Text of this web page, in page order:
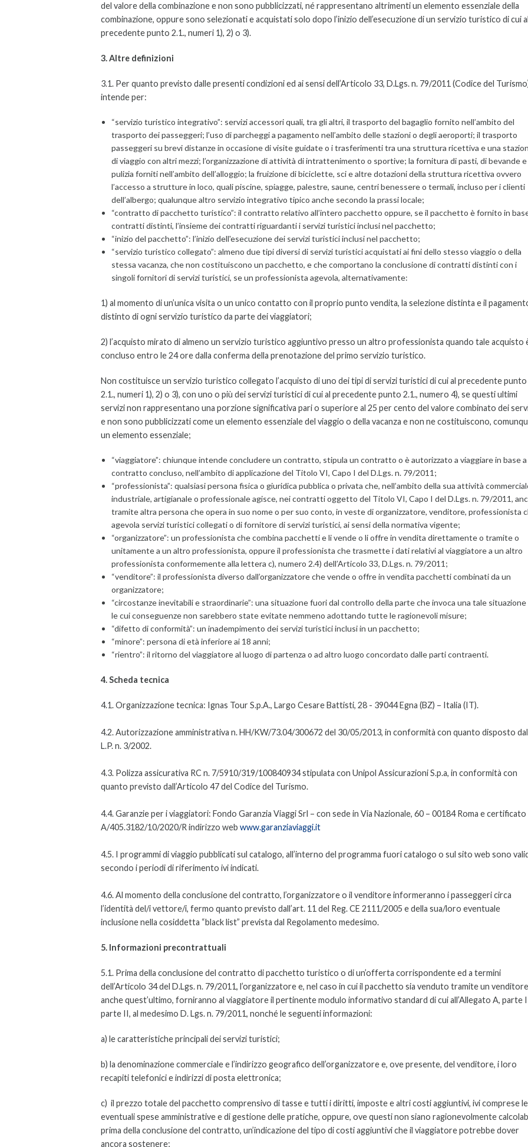
del valore della combinazione e non sono pubblicizzati, né rappresentano altrimenti un elemento essenziale della
combinazione, oppure sono selezionati e acquistati solo dopo l’inizio dell’esecuzione di un servizio turistico di cui al
precedente punto 2.1., numeri 1), 2) o 3).
3. Altre definizioni
3.1. Per quanto previsto dalle presenti condizioni ed ai sensi dell’Articolo 33, D.Lgs. n. 79/2011 (Codice del
intende per:
“servizio turistico integrativo”: servizi accessori quali, tra gli altri, il trasporto del bagaglio fornito nell’ambito del
trasporto dei passeggeri; l’uso di parcheggi a pagamento nell’ambito delle stazioni o degli aeroporti; il trasporto
passeggeri su brevi distanze in occasione di visite guidate o i trasferimenti tra una struttura ricettiva e una
di viaggio con altri mezzi; l’organizzazione di attività di intrattenimento o sportive; la fornitura di pasti, di bevande e
pulizia forniti nell’ambito dell’alloggio; la fruizione di biciclette, sci e altre dotazioni della struttura ricettiva ovvero
l’accesso a strutture in loco, quali piscine, spiagge, palestre, saune, centri benessere o termali, incluso per i clienti
dell’albergo; qualunque altro servizio integrativo tipico anche secondo la prassi locale;
“contratto di pacchetto turistico”: il contratto relativo all’intero pacchetto oppure, se il pacchetto è fornito in
contratti distinti, l’insieme dei contratti riguardanti i servizi turistici inclusi nel pacchetto;
“inizio del pacchetto”: l’inizio dell'esecuzione dei servizi turistici inclusi nel pacchetto;
“servizio turistico collegato”: almeno due tipi diversi di servizi turistici acquistati ai fini dello stesso viaggio o della
stessa vacanza, che non costituiscono un pacchetto, e che comportano la conclusione di contratti distinti con i
singoli fornitori di servizi turistici, se un professionista agevola, alternativamente:
1) al momento di un’unica visita o un unico contatto con il proprio punto vendita, la selezione distinta e il
distinto di ogni servizio turistico da parte dei viaggiatori;
2) l’acquisto mirato di almeno un servizio turistico aggiuntivo presso un altro professionista quando tale acquisto
concluso entro le 24 ore dalla conferma della prenotazione del primo servizio turistico.
Non costituisce un servizio turistico collegato l’acquisto di uno dei tipi di servizi turistici di cui al precedente punto
2.1., numeri 1), 2) o 3), con uno o più dei servizi turistici di cui al precedente punto 2.1., numero 4), se questi ultimi
servizi non rappresentano una porzione significativa pari o superiore al 25 per cento del valore combinato dei
e non sono pubblicizzati come un elemento essenziale del viaggio o della vacanza e non ne costituiscono,
un elemento essenziale;
“viaggiatore”: chiunque intende concludere un contratto, stipula un contratto o è autorizzato a viaggiare in base a
contratto concluso, nell’ambito di applicazione del Titolo VI, Capo I del D.Lgs. n. 79/2011;
“professionista”: qualsiasi persona fisica o giuridica pubblica o privata che, nell’ambito della sua attività
industriale, artigianale o professionale agisce, nei contratti oggetto del Titolo VI, Capo I del D.Lgs. n. 79/2011,
tramite altra persona che opera in suo nome o per suo conto, in veste di organizzatore, venditore, professionista
agevola servizi turistici collegati o di fornitore di servizi turistici, ai sensi della normativa vigente;
“organizzatore”: un professionista che combina pacchetti e li vende o li offre in vendita direttamente o tramite o
unitamente a un altro professionista, oppure il professionista che trasmette i dati relativi al viaggiatore a un altro
professionista conformemente alla lettera c), numero 2.4) dell’Articolo 33, D.Lgs. n. 79/2011;
“venditore”: il professionista diverso dall’organizzatore che vende o offre in vendita pacchetti combinati da un
organizzatore;
“circostanze inevitabili e straordinarie”: una situazione fuori dal controllo della parte che invoca una tale situazione
le cui conseguenze non sarebbero state evitate nemmeno adottando tutte le ragionevoli misure;
“difetto di conformità”: un inadempimento dei servizi turistici inclusi in un pacchetto;
“minore”: persona di età inferiore ai 18 anni;
“rientro”: il ritorno del viaggiatore al luogo di partenza o ad altro luogo concordato dalle parti contraenti.
4. Scheda tecnica
4.1. Organizzazione tecnica: Ignas Tour S.p.A., Largo Cesare Battisti, 28 - 39044 Egna (BZ) – Italia (IT).
4.2. Autorizzazione amministrativa n. HH/KW/73.04/300672 del 30/05/2013, in conformità con quanto disposto
L.P. n. 3/2002.
4.3. Polizza assicurativa RC n. 7/5910/319/100840934 stipulata con Unipol Assicurazioni S.p.a, in conformità con
quanto previsto dall’Articolo 47 del Codice del Turismo.
4.4. Garanzie per i viaggiatori: Fondo Garanzia Viaggi Srl – con sede in Via Nazionale, 60 – 00184 Roma e certificato
A/405.3182/10/2020/R indirizzo web www.garanziaviaggi.it
4.5. I programmi di viaggio pubblicati sul catalogo, all’interno del programma fuori catalogo o sul sito web sono
secondo i periodi di riferimento ivi indicati.
4.6. Al momento della conclusione del contratto, l’organizzatore o il venditore informeranno i passeggeri circa
l’identità del/i vettore/i, fermo quanto previsto dall’art. 11 del Reg. CE 2111/2005 e della sua/loro eventuale
inclusione nella cosiddetta “black list” prevista dal Regolamento medesimo.
5. Informazioni precontrattuali
5.1. Prima della conclusione del contratto di pacchetto turistico o di un’offerta corrispondente ed a termini
dell’Articolo 34 del D.Lgs. n. 79/2011, l’organizzatore e, nel caso in cui il pacchetto sia venduto tramite un
anche quest’ultimo, forniranno al viaggiatore il pertinente modulo informativo standard di cui all’Allegato A, parte
parte II, al medesimo D. Lgs. n. 79/2011, nonché le seguenti informazioni:
a) le caratteristiche principali dei servizi turistici;
b) la denominazione commerciale e l’indirizzo geografico dell’organizzatore e, ove presente, del venditore, i loro
recapiti telefonici e indirizzi di posta elettronica;
c) il prezzo totale del pacchetto comprensivo di tasse e tutti i diritti, imposte e altri costi aggiuntivi, ivi comprese le
eventuali spese amministrative e di gestione delle pratiche, oppure, ove questi non siano ragionevolmente
prima della conclusione del contratto, un’indicazione del tipo di costi aggiuntivi che il viaggiatore potrebbe dover
ancora sostenere;